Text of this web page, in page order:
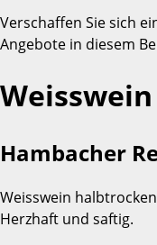
Verschaffen Sie sich
Angebote in diesem
Hambacher
Weisswein halbtrocken
Herzhaft und saftig.